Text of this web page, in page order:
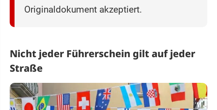
Originaldokument akzeptiert.
Nicht jeder Führerschein gilt auf jeder
Straße